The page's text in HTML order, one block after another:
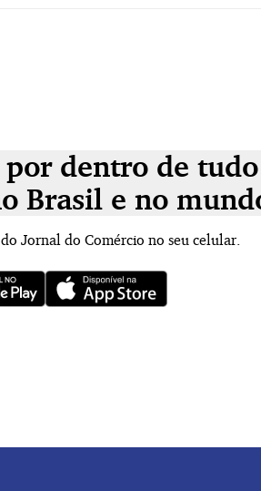
dentro de
Brasil e no
Jornal do Comércio no seu celular.